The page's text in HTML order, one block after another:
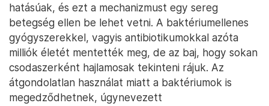
hatásúak, és ezt a mechanizmust egy sereg
betegség ellen be lehet vetni. A baktériumellenes
gyógyszerekkel, vagyis antibiotikumokkal azóta
milliók életét mentették meg, de az baj, hogy sokan
csodaszerként hajlamosak tekinteni rájuk. Az
átgondolatlan használat miatt a baktériumok is
megedződhetnek, úgynevezett